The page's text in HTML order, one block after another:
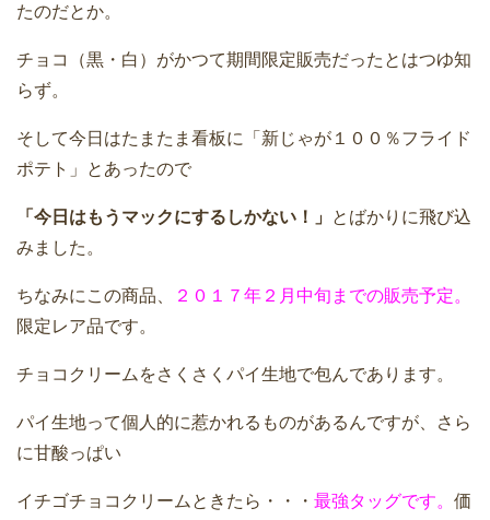
たのだとか。
チョコ（黒・白）がかつて期間限定販売だったとはつゆ知
らず。
そして今日はたまたま看板に「新じゃが１００％フライド
ポテト」とあったので
「今日はもうマックにするしかない！」 とばかりに飛び込
みました。
ちなみにこの商品、
２０１７年２月中旬までの販売予定。
限定レア品です。
チョコクリームをさくさくパイ生地で包んであります。
パイ生地って個人的に惹かれるものがあるんですが、さら
に甘酸っぱい
イチゴチョコクリームときたら・・・ 最強タッグです。 価